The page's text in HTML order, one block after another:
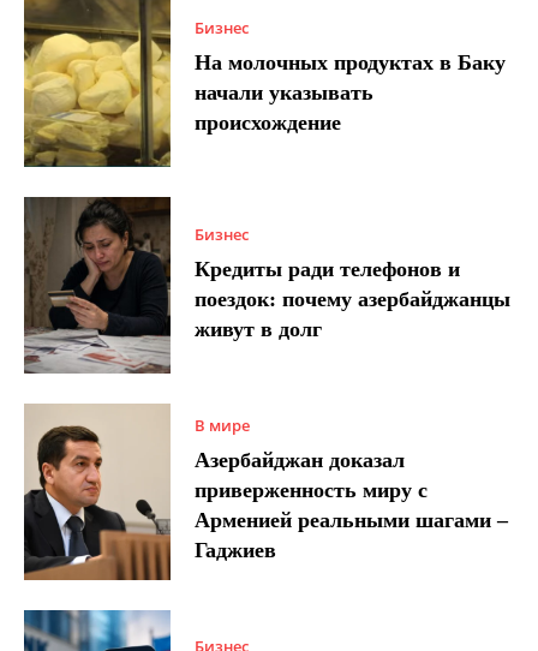
Бизнес
На молочных продуктах в Баку
начали указывать
происхождение
Бизнес
Кредиты ради телефонов и
поездок: почему азербайджанцы
живут в долг
В мире
Азербайджан доказал
приверженность миру с
Арменией реальными шагами –
Гаджиев
Бизнес